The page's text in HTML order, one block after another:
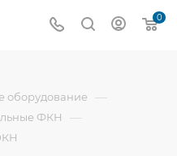
0
оборудование —
ФКН —